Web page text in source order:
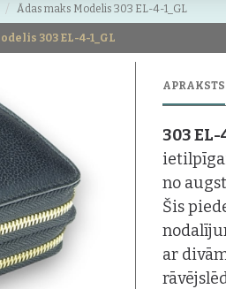
Ādas maks Modelis 303 EL-4-1_GL
303 EL-4-1_GL
APRAKSTS
303 EL-
no
Šis
ar